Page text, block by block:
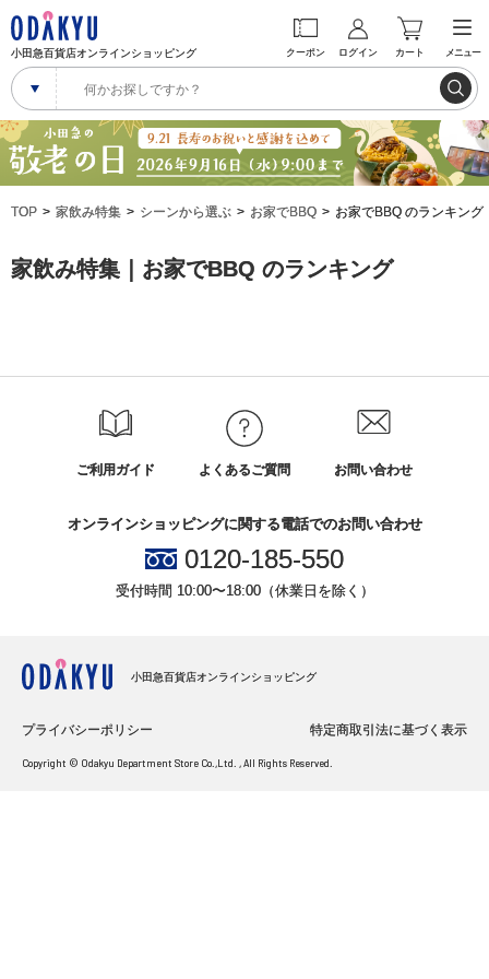
小田急百貨店オンラインショッピング クーポン ログイン カート メニュー
TOP 家飲み特集 シーンから選ぶ お家でBBQ お家でBBQ のランキング
家飲み特集｜お家でBBQ のランキング
ご利用ガイド よくあるご質問 お問い合わせ
オンラインショッピングに関する電話でのお問い合わせ
0120-185-550
受付時間 10:00〜18:00（休業日を除く）
小田急百貨店オンラインショッピング
プライバシーポリシー 特定商取引法に基づく表示
Copyright © Odakyu Department Store Co.,Ltd. , All Rights Reserved.